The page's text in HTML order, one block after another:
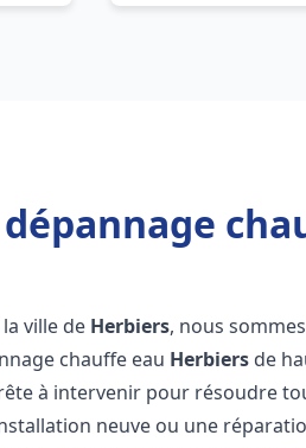
ville de Herbiers, nous
chauffe eau Herbiers de
à intervenir pour résoudre
neuve ou une